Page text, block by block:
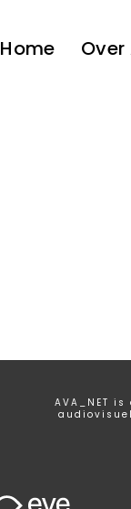
Home Over
AVA_NET